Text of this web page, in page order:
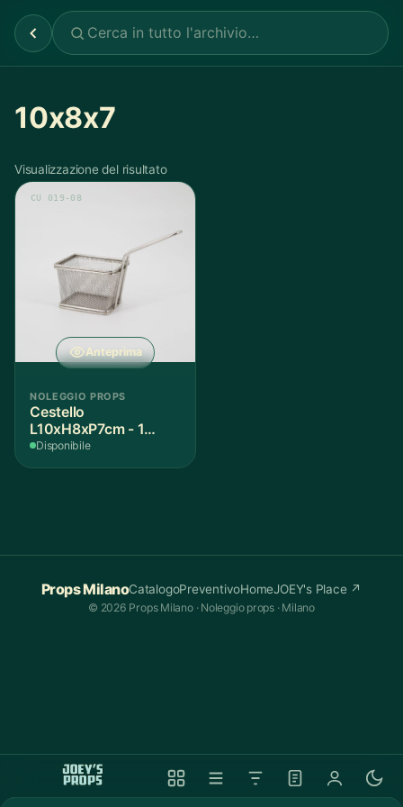
10x8x7
Visualizzazione del risultato
Anteprima
CU 019-08
NOLEGGIO PROPS
Cestello
L10xH8xP7cm - 1
Pezzo
Disponibile
Props MilanoCatalogoPreventivoHomeJOEY's Place ↗
© 2026 Props Milano · Noleggio props · Milano